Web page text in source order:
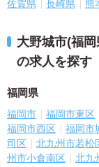
佐賀県 長崎県 熊
大野城市(福
の求人を探す
福岡県
福岡市 福岡市東区
福岡市西区
福岡市
司区
北九州市若松
州市小倉南区
北九